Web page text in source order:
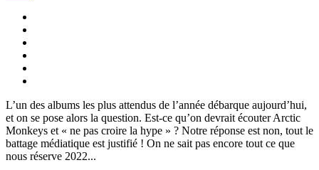
L’un des albums les plus attendus de l’année débarque aujourd’hui,
et on se pose alors la question. Est-ce qu’on devrait écouter Arctic
Monkeys et « ne pas croire la hype » ? Notre réponse est non, tout le
battage médiatique est justifié ! On ne sait pas encore tout ce que
nous réserve 2022...